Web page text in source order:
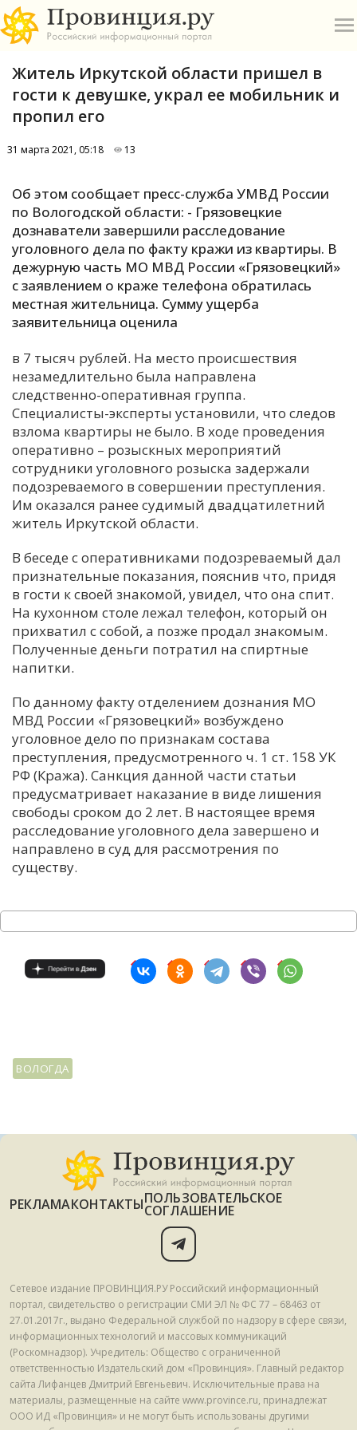
А
Б
В
Е
И
К
М
Н
П
С
Т
Х
Ч
Житель Иркутской области пришел в
гости к девушке, украл ее мобильник и
пропил его
31 марта 2021, 05:18 13
Об этом сообщает пресс-служба УМВД России
по Вологодской области: - Грязовецкие
дознаватели завершили расследование
уголовного дела по факту кражи из квартиры. В
дежурную часть МО МВД России «Грязовецкий»
с заявлением о краже телефона обратилась
местная жительница. Сумму ущерба
заявительница оценила
в 7 тысяч рублей. На место происшествия
незамедлительно была направлена
следственно-оперативная группа.
Специалисты-эксперты установили, что следов
взлома квартиры не было. В ходе проведения
оперативно – розыскных мероприятий
сотрудники уголовного розыска задержали
подозреваемого в совершении преступления.
Им оказался ранее судимый двадцатилетний
житель Иркутской области.
В беседе с оперативниками подозреваемый дал
признательные показания, пояснив что, придя
в гости к своей знакомой, увидел, что она спит.
На кухонном столе лежал телефон, который он
прихватил с собой, а позже продал знакомым.
Полученные деньги потратил на спиртные
напитки.
По данному факту отделением дознания МО
МВД России «Грязовецкий» возбуждено
уголовное дело по признакам состава
преступления, предусмотренного ч. 1 ст. 158 УК
РФ (Кража). Санкция данной части статьи
предусматривает наказание в виде лишения
свободы сроком до 2 лет. В настоящее время
расследование уголовного дела завершено и
направлено в суд для рассмотрения по
существу.
ВОЛОГДА
РЕКЛАМАКОНТАКТЫПОЛЬЗОВАТЕЛЬСКОЕ
СОГЛАШЕНИЕ
Сетевое издание ПРОВИНЦИЯ.РУ Российский информационный
портал, свидетельство о регистрации СМИ ЭЛ № ФС 77 – 68463 от
27.01.2017г., выдано Федеральной службой по надзору в сфере связи,
информационных технологий и массовых коммуникаций
(Роскомнадзор). Учредитель: Общество с ограниченной
ответственностью Издательский дом «Провинция». Главный редактор
сайта Лифанцев Дмитрий Евгеньевич. Исключительные права на
материалы, размещенные на сайте www.province.ru, принадлежат
ООО ИД «Провинция» и не могут быть использованы другими